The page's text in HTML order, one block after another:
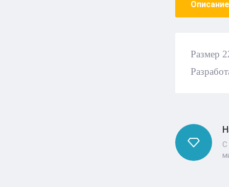
Описание
Размер
С